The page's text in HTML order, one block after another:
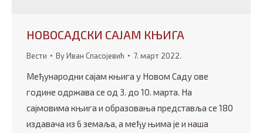
НОВОСАДСКИ САЈАМ КЊИГА
Вести ByИван Спасојевић 7. март 2022.
Међународни сајам књига у Новом Саду ове
године одржава се од 3. до 10. марта. На
сајмовима књига и образовања представља се 180
издавача из 6 земаља, а међу њима је и наша